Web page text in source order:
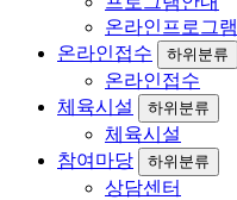
온라인프로그램
온라인접수
하위분류
온라인접수
체육시설
하위분류
체육시설
참여마당
하위분류
상담센터